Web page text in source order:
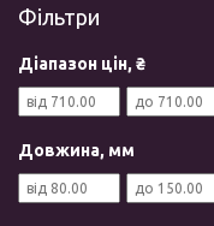
Фільтри
Діапазон цін, ₴
Довжина, мм